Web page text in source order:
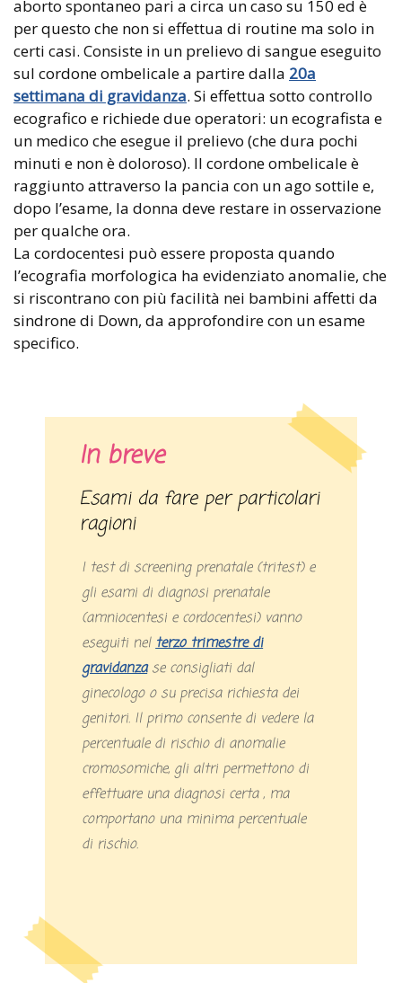
aborto spontaneo pari a circa un caso su 150 ed è
per questo che non si effettua di routine ma solo in
certi casi. Consiste in un prelievo di sangue eseguito
sul cordone ombelicale a partire dalla 20a
settimana di gravidanza. Si effettua sotto controllo
ecografico e richiede due operatori: un ecografista e
un medico che esegue il prelievo (che dura pochi
minuti e non è doloroso). Il cordone ombelicale è
raggiunto attraverso la pancia con un ago sottile e,
dopo l’esame, la donna deve restare in osservazione
per qualche ora.
La cordocentesi può essere proposta quando
l’ecografia morfologica ha evidenziato anomalie, che
si riscontrano con più facilità nei bambini affetti da
sindrone di Down, da approfondire con un esame
specifico.
In breve
Esami da fare per particolari
ragioni
I test di screening prenatale (tritest) e
gli esami di diagnosi prenatale
(amniocentesi e cordocentesi) vanno
eseguiti nelterzo trimestre di
gravidanzase consigliati dal
ginecologo o su precisa richiesta dei
genitori. Il primo consente di vedere la
percentuale di rischio di anomalie
cromosomiche, gli altri permettono di
effettuare una diagnosi certa , ma
comportano una minima percentuale
di rischio.